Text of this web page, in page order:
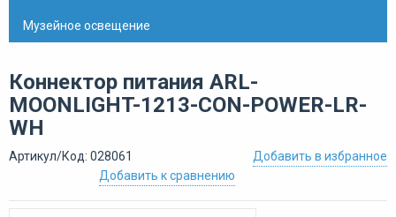
Музейное освещение
Коннектор питания ARL-
MOONLIGHT-1213-CON-POWER-LR-
WH
Артикул/Код: 028061
Добавить в избранное
Добавить к сравнению